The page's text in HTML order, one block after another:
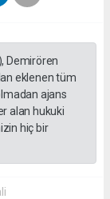
Demirören
eklenen tüm
ajans
alan hukuki
hiç bir